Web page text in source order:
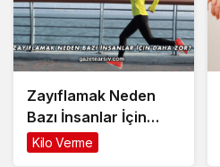
Zayıflamak Neden
Bazı İnsanlar İçin
Daha Zor?
Kilo Verme